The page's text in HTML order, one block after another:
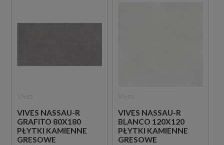
VIVES NASSAU-R
GRAFITO 80X180
PŁYTKI KAMIENNE
GRESOWE
VIVES NASSAU-R
BLANCO 120X120
PŁYTKI KAMIENNE
GRESOWE